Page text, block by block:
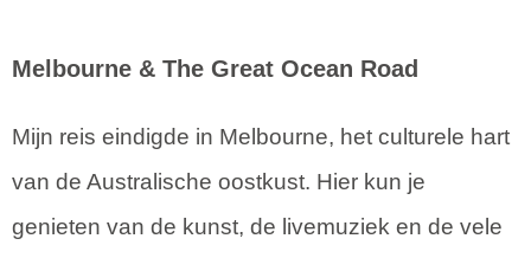
Melbourne & The Great Ocean Road
Mijn reis eindigde in Melbourne, het culturele hart
van de Australische oostkust. Hier kun je
genieten van de kunst, de livemuziek en de vele